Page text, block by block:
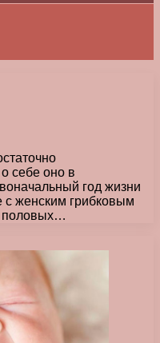
себе оно в
год жизни
женским грибковым
половых…